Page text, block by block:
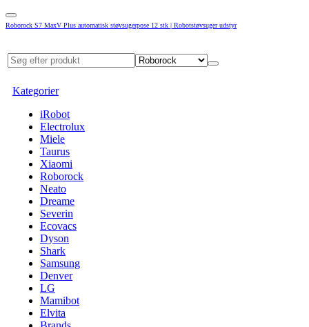
Roborock S7 MaxV Plus automatisk støvsugerpose 12 stk | Robotstøvsuger udstyr
Kategorier
iRobot
Electrolux
Miele
Taurus
Xiaomi
Roborock
Neato
Dreame
Severin
Ecovacs
Dyson
Shark
Samsung
Denver
LG
Mamibot
Elvita